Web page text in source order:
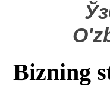
Bizning